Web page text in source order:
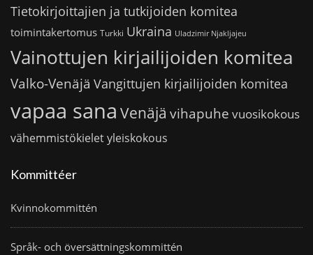
Tietokirjoittajien ja tutkijoiden komitea
toimintakertomus Turkki Ukraina Uladzimir Njakljajeu
Vainottujen kirjailijoiden komitea
Valko-Venäjä Vangittujen kirjailijoiden komitea
vapaa sana Venäjä vihapuhe vuosikokous
vähemmistökieletyleiskokous
Kommittéer
Kvinnokommittén
Språk- och översättningskommittén